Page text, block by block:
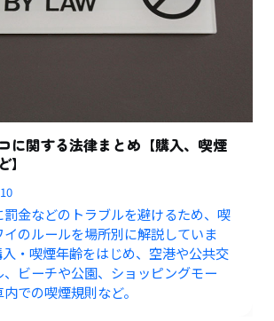
に関する法律まとめ【購入、喫煙
金などのトラブルを避けるため、喫
のルールを場所別に解説していま
・喫煙年齢をはじめ、空港や公共交
ビーチや公園、ショッピングモー
での喫煙規則など。